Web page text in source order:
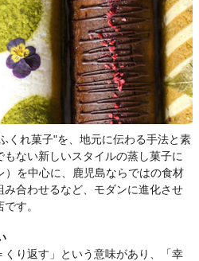
くれ菓子"を、地元に伝わる手法と素
ない新しいスタイルの蒸し菓子に
）を中心に、鹿児島ならではの食材
合わせるなど、モダンに進化させ
す。
くり返す」という意味があり、「幸